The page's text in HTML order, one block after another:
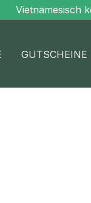
Vietnamesisch
GUTSCHEINE